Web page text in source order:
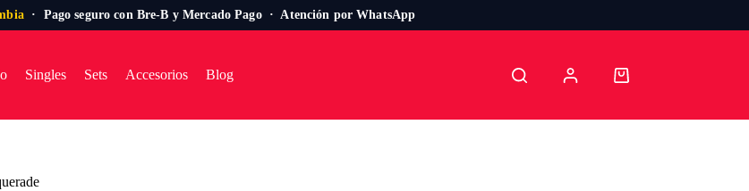
· Pago seguro con Bre-B y Mercado Pago · Atención por WhatsApp
Singles Sets Accesorios Blog
Carro